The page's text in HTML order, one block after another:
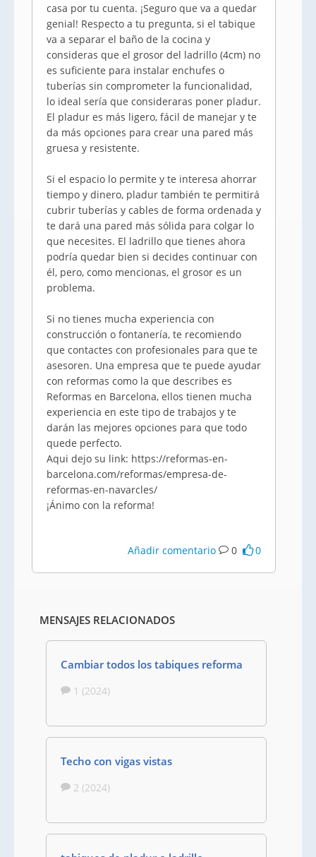
casa por tu cuenta. ¡Seguro que va a quedar
genial! Respecto a tu pregunta, si el tabique
va a separar el baño de la cocina y
consideras que el grosor del ladrillo (4cm) no
es suficiente para instalar enchufes o
tuberías sin comprometer la funcionalidad,
lo ideal sería que consideraras poner pladur.
El pladur es más ligero, fácil de manejar y te
da más opciones para crear una pared más
gruesa y resistente.
Si el espacio lo permite y te interesa ahorrar
tiempo y dinero, pladur también te permitirá
cubrir tuberías y cables de forma ordenada y
te dará una pared más sólida para colgar lo
que necesites. El ladrillo que tienes ahora
podría quedar bien si decides continuar con
él, pero, como mencionas, el grosor es un
problema.
Si no tienes mucha experiencia con
construcción o fontanería, te recomiendo
que contactes con profesionales para que te
asesoren. Una empresa que te puede ayudar
con reformas como la que describes es
Reformas en Barcelona, ellos tienen mucha
experiencia en este tipo de trabajos y te
darán las mejores opciones para que todo
quede perfecto.
Aqui dejo su link: https://reformas-en-
barcelona.com/reformas/empresa-de-
reformas-en-navarcles/
¡Ánimo con la reforma!
Añadir comentario 0 0
MENSAJES RELACIONADOS
Cambiar todos los tabiques reforma
1 (2024)
Techo con vigas vistas
2 (2024)